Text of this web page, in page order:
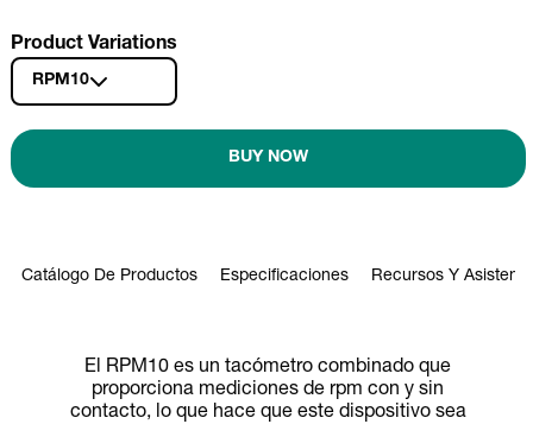
Product Variations
RPM10
BUY NOW
Catálogo De Productos Especificaciones Recursos Y
El RPM10 es un tacómetro combinado que
proporciona mediciones de rpm con y sin
contacto, lo que hace que este dispositivo sea